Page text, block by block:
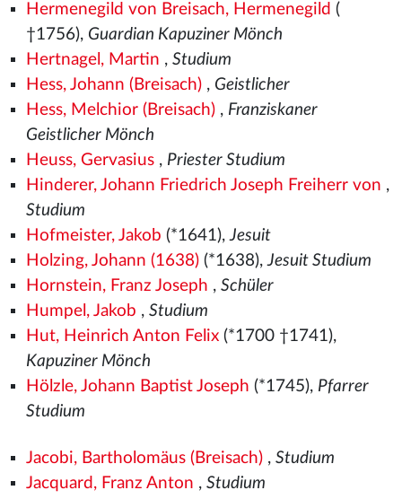
Hermenegild von Breisach, Hermenegild (
†1756), Guardian Kapuziner Mönch
Hertnagel, Martin , Studium
Hess, Johann (Breisach), Geistlicher
Hess, Melchior (Breisach), Franziskaner
Geistlicher Mönch
Heuss, Gervasius, Priester Studium
Hinderer, Johann Friedrich Joseph Freiherr von ,
Studium
Hofmeister, Jakob (*1641),Jesuit
Holzing, Johann (1638)(*1638),Jesuit Studium
Hornstein, Franz Joseph , Schüler
Humpel, Jakob , Studium
Hut, Heinrich Anton Felix(*1700 †1741),
Kapuziner Mönch
Hölzle, Johann Baptist Joseph (*1745), Pfarrer
Studium
Jacobi, Bartholomäus (Breisach), Studium
Jacquard, Franz Anton , Studium